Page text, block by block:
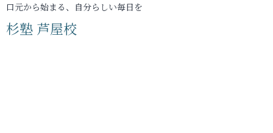
口元から始まる、自分らしい毎日を
杉塾 芦屋校